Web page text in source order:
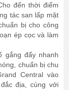
đến thời điểm
tác san lấp mặt
bị cho công
ép cọc và làm
gắng đẩy nhanh
chuẩn bị chu
Central vào
địa, cùng với